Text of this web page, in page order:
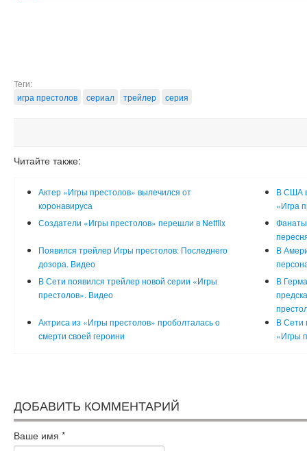
Теги:
игра престолов
сериал трейлер серия
Читайте также:
Актер «Игры престолов» вылечился от
коронавируса
В США
«Игра
Создатели «Игры престолов» перешли в Netflix
Фанаты
Появился трейлер Игры престолов: Последнего
дозора. Видео
В
В Сети появился трейлер новой серии «Игры
престолов». Видео
В
Актриса из «Игры престолов» проболталась о
смерти своей героини
В Сети
«Игры
ДОБАВИТЬ КОММЕНТАРИЙ
Ваше имя *